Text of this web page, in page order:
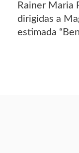
Rainer Maria
dirigidas a
estimada